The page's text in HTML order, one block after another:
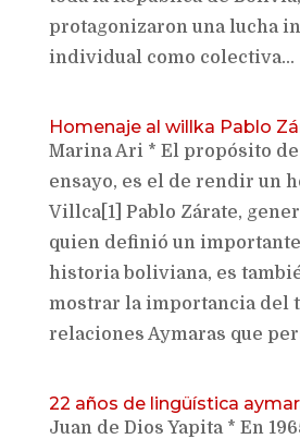
protagonizaron una lucha
individual como colectiva...
Homenaje al willka Pablo
Marina Ari * El propósito
ensayo, es el de rendir un
Villca[1] Pablo Zárate,
quien definió un
historia boliviana, es
mostrar la importancia del
relaciones Aymaras que
22 años de lingüística
Juan de Dios Yapita * En